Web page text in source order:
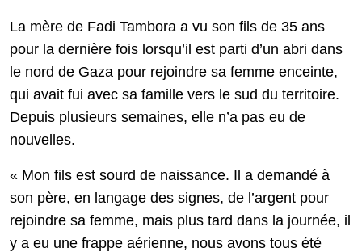
La mère de Fadi Tambora a vu son fils de 35 ans
pour la dernière fois lorsqu’il est parti d’un abri dans
le nord de Gaza pour rejoindre sa femme enceinte,
qui avait fui avec sa famille vers le sud du territoire.
Depuis plusieurs semaines, elle n’a pas eu de
nouvelles.
« Mon fils est sourd de naissance. Il a demandé à
son père, en langage des signes, de l’argent pour
rejoindre sa femme, mais plus tard dans la journée, il
y a eu une frappe aérienne, nous avons tous été